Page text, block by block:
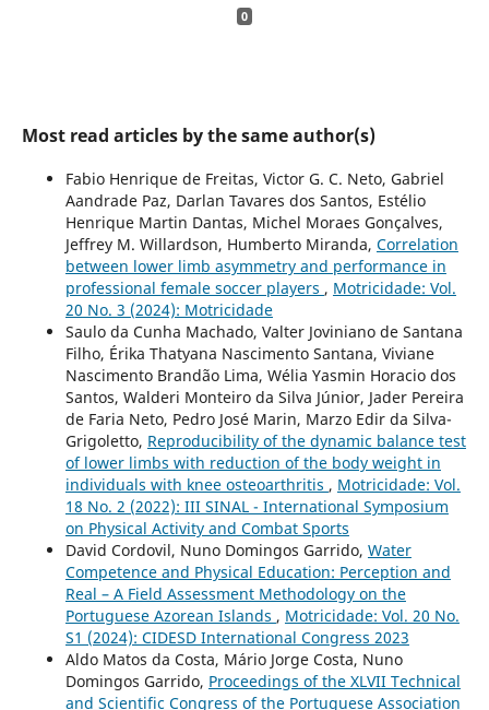
0
Most read articles by the same author(s)
Fabio Henrique de Freitas, Victor G. C. Neto, Gabriel
Aandrade Paz, Darlan Tavares dos Santos, Estélio
Henrique Martin Dantas, Michel Moraes Gonçalves,
Jeffrey M. Willardson, Humberto Miranda, Correlation
between lower limb asymmetry and performance in
professional female soccer players , Motricidade: Vol.
20 No. 3 (2024): Motricidade
Saulo da Cunha Machado, Valter Joviniano de Santana
Filho, Érika Thatyana Nascimento Santana, Viviane
Nascimento Brandão Lima, Wélia Yasmin Horacio dos
Santos, Walderi Monteiro da Silva Júnior, Jader Pereira
de Faria Neto, Pedro José Marin, Marzo Edir da Silva-
Grigoletto, Reproducibility of the dynamic balance test
of lower limbs with reduction of the body weight in
individuals with knee osteoarthritis , Motricidade: Vol.
18 No. 2 (2022): III SINAL - International Symposium
on Physical Activity and Combat Sports
David Cordovil, Nuno Domingos Garrido, Water
Competence and Physical Education: Perception and
Real – A Field Assessment Methodology on the
Portuguese Azorean Islands , Motricidade: Vol. 20 No.
S1 (2024): CIDESD International Congress 2023
Aldo Matos da Costa, Mário Jorge Costa, Nuno
Domingos Garrido, Proceedings of the XLVII Technical
and Scientific Congress of the Portuguese Association